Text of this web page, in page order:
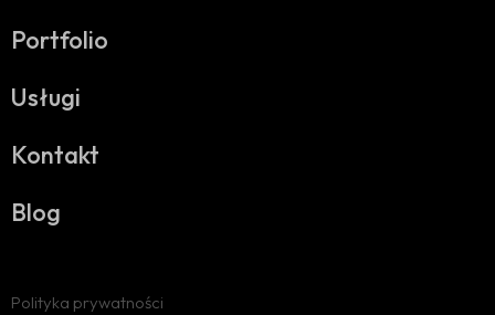
Portfolio
Usługi
Kontakt
Blog
Polityka prywatności